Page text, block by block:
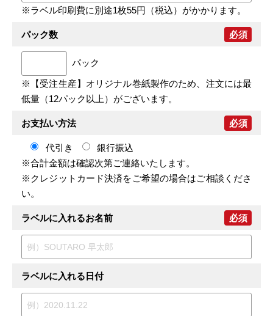
※ラベル印刷費に別途1枚55円（税込）がかかります。
パック数 必須
パック
※【受注生産】オリジナル巻紙製作のため、注文には最
低量（12パック以上）がございます。
お支払い方法 必須
代引き
銀行振込
※合計金額は確認次第ご連絡いたします。
※クレジットカード決済をご希望の場合はご相談くださ
い。
ラベルに入れるお名前 必須
ラベルに入れる日付